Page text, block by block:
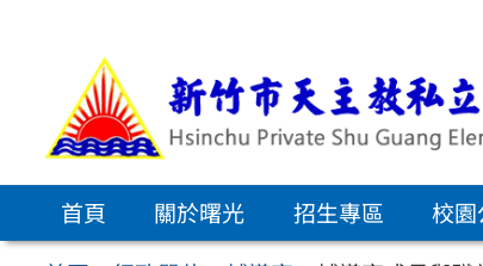
內
首頁 關於曙光 招生專區 校